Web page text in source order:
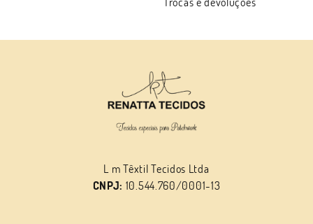
L m Têxtil Tecidos Ltda
CNPJ: 10.544.760/0001-13